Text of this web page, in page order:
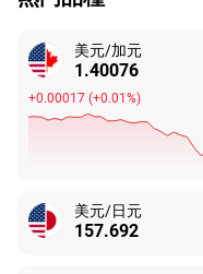
美元/加元
1.40076
+0.00017(+0.01%)
美元/日元
157.693